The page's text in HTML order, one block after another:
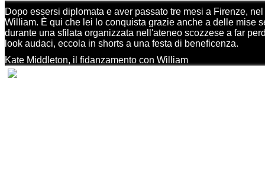
Dopo essersi diplomata e aver passato tre mesi a Firenze,
William. È qui che lei lo conquista grazie anche a delle mise
durante una sfilata organizzata nell'ateneo scozzese a far
look audaci, eccola in shorts a una festa di beneficenza.
Kate Middleton, il fidanzamento con William